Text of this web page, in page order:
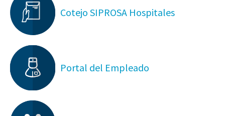
Cotejo SIPROSA Hospitales
Portal del Empleado